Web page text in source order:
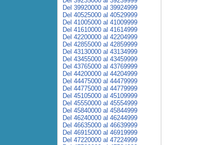
Del 39920000 al 39924999
Del 40525000 al 40529999
Del 41005000 al 41009999
Del 41610000 al 41614999
Del 42200000 al 42204999
Del 42855000 al 42859999
Del 43130000 al 43134999
Del 43455000 al 43459999
Del 43765000 al 43769999
Del 44200000 al 44204999
Del 44475000 al 44479999
Del 44775000 al 44779999
Del 45105000 al 45109999
Del 45550000 al 45554999
Del 45840000 al 45844999
Del 46240000 al 46244999
Del 46635000 al 46639999
Del 46915000 al 46919999
Del 47220000 al 47224999